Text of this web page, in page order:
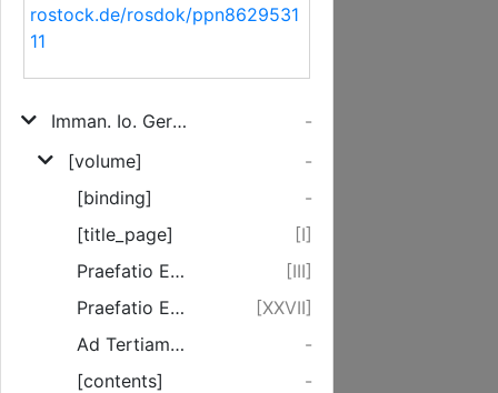
rostock.de/rosdok/ppn8629531
11
Imman. Io. Gerh. Schelleri Praecepta Styli Bene Latini In Primis Ciceroniani Seu Eloquentiae Romanae Quatenus Haec Nostris Temporibus In Dicendo Et Scribendo Usurpari Potest
-
[volume]
-
[binding]
-
[title_page]
[I]
Praefatio Editionis Prioris.
[III]
Praefatio Editionis Novae
[XXVII]
Ad Tertiam Editionem
-
[contents]
-